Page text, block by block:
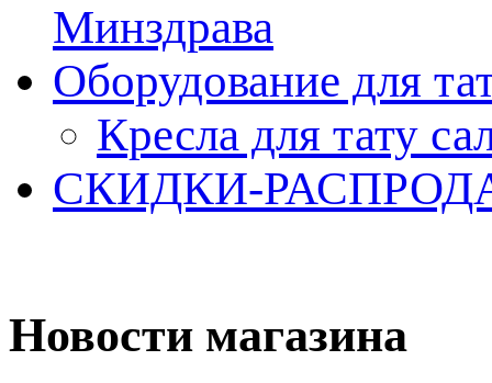
Минздрава
Оборудование для
Кресла для тату
СКИДКИ-
Новости магазина